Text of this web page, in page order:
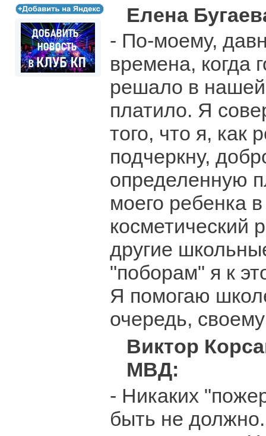
Елена
- По-моему,
времена, когда
решало в нашей
платило. Я
того, что я, как
подчеркну,
определенную
моего ребенка
косметический
другие
"поборам" я к
Я помогаю
очередь,
Виктор
МВД:
- Никаких
быть не